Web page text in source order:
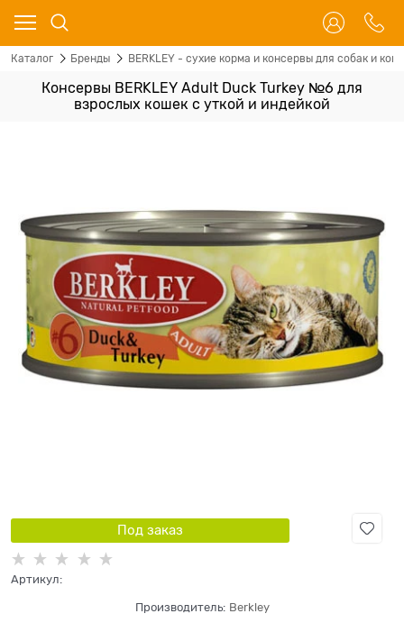
Каталог Бренды BERKLEY - сухие корма и консервы для собак и
Консервы BERKLEY Adult Duck Turkey №6 для
взрослых кошек с уткой и индейкой
Под заказ
Артикул:
Производитель: Berkley